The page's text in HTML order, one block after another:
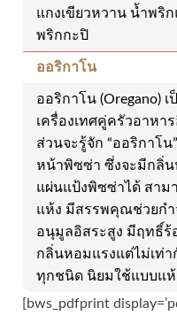
แกงเขียวหวาน น้ำพริ
พริกกะปิ
ออริกาโน
ออริกาโน (Oregano)
เครื่องเทศคู่ครัวอาหา
ส่วนจะรู้จัก “ออริกาโ
หน้าพิซซ่า ซึ่งจะมีกลิ่
แผ่นแป้งพิซซ่าได้ สาม
แห้ง มีสรรพคุณช่วยกำ
อนุมูลอิสระสูง มีฤทธิ์ร้
กลิ่นหอมแรงแต่ไม่เท่
ทุกชนิด นิยมใช้แบบแห้
[bws_pdfprint